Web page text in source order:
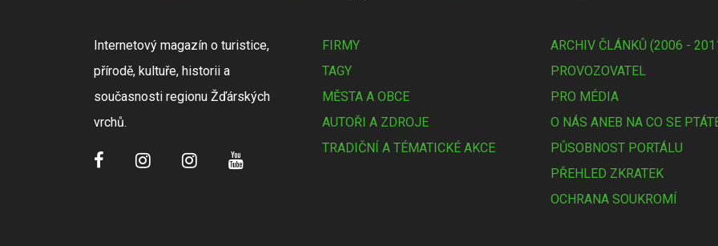
Internetový magazín o turistice,
přírodě, kultuře, historii a
současnosti regionu Žďárských
vrchů.
FIRMY
TAGY
MĚSTA A OBCE
AUTOŘI A ZDROJE
TRADIČNÍ A TÉMATICKÉ AKCE
ARCHIV ČLÁNKŮ (2006 -
PROVOZOVATEL
PRO MÉDIA
O NÁS ANEB NA CO SE
PŮSOBNOST PORTÁLU
PŘEHLED ZKRATEK
OCHRANA SOUKROMÍ